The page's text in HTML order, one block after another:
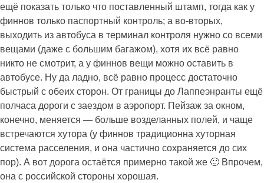
ещё показать только что поставленный штамп, тогда как у
финнов только паспортный контроль; а во-вторых,
выходить из автобуса в терминал контроля нужно со всеми
вещами (даже с большим багажом), хотя их всё равно
никто не смотрит, а у финнов вещи можно оставить в
автобусе. Ну да ладно, всё равно процесс достаточно
быстрый с обеих сторон. От границы до Лаппеэнранты ещё
полчаса дороги с заездом в аэропорт. Пейзаж за окном,
конечно, меняется — больше возделанных полей, и чаще
встречаются хутора (у финнов традиционна хуторная
система расселения, и она частично сохраняется до сих
пор). А вот дорога остаётся примерно такой же 🙂 Впрочем,
она с российской стороны хорошая.